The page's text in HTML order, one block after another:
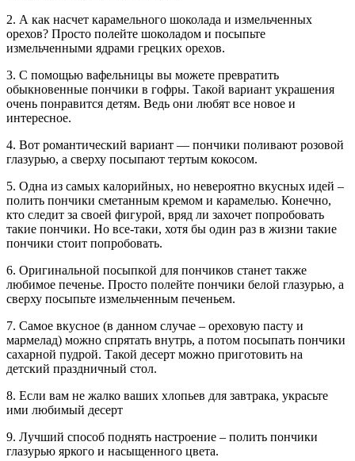
2. А как насчет карамельного шоколада и измельченных
орехов? Просто полейте шоколадом и посыпьте
измельченными ядрами грецких орехов.
3. С помощью вафельницы вы можете превратить
обыкновенные пончики в гофры. Такой вариант украшения
очень понравится детям. Ведь они любят все новое и
интересное.
4. Вот романтический вариант — пончики поливают розовой
глазурью, а сверху посыпают тертым кокосом.
5. Одна из самых калорийных, но невероятно вкусных идей –
полить пончики сметанным кремом и карамелью. Конечно,
кто следит за своей фигурой, вряд ли захочет попробовать
такие пончики. Но все-таки, хотя бы один раз в жизни такие
пончики стоит попробовать.
6. Оригинальной посыпкой для пончиков станет также
любимое печенье. Просто полейте пончики белой глазурью, а
сверху посыпьте измельченным печеньем.
7. Самое вкусное (в данном случае – ореховую пасту и
мармелад) можно спрятать внутрь, а потом посыпать пончики
сахарной пудрой. Такой десерт можно приготовить на
детский праздничный стол.
8. Если вам не жалко ваших хлопьев для завтрака, украсьте
ими любимый десерт
9. Лучший способ поднять настроение – полить пончики
глазурью яркого и насыщенного цвета.